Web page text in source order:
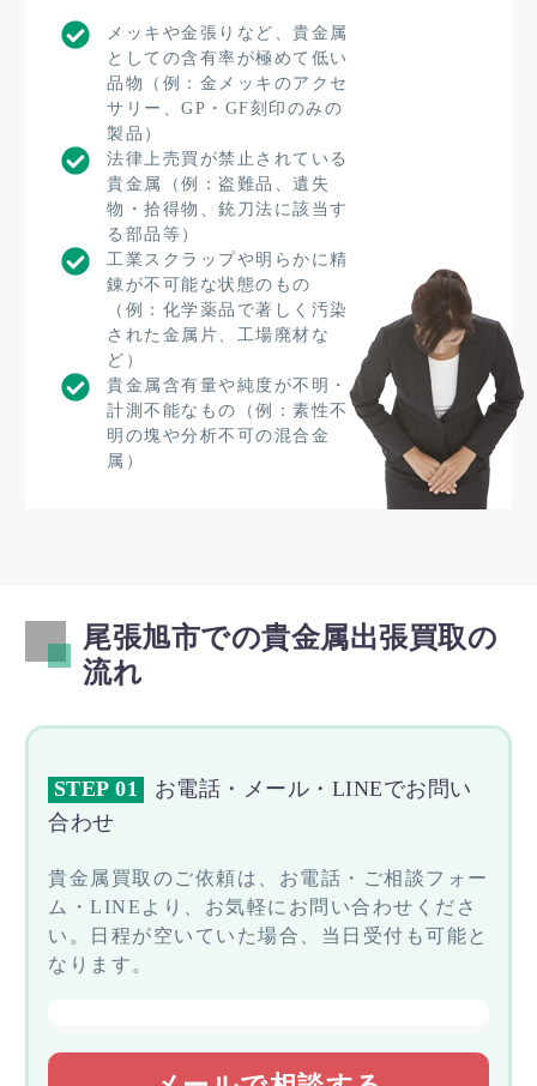
メッキや金張りなど、貴金属
としての含有率が極めて低い
品物（例：金メッキのアクセ
サリー、GP・GF刻印のみの
製品）
法律上売買が禁止されている
貴金属（例：盗難品、遺失
物・拾得物、銃刀法に該当す
る部品等）
工業スクラップや明らかに精
錬が不可能な状態のもの
（例：化学薬品で著しく汚染
された金属片、工場廃材な
ど）
貴金属含有量や純度が不明・
計測不能なもの（例：素性不
明の塊や分析不可の混合金
属）
尾張旭市での貴金属出張買取の
流れ
STEP 01
お電話・メール・LINEでお問い
合わせ
貴金属買取のご依頼は、お電話・ご相談フォー
ム・LINEより、お気軽にお問い合わせくださ
い。日程が空いていた場合、当日受付も可能と
なります。